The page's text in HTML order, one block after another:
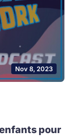
Nov 8, 2023
pour